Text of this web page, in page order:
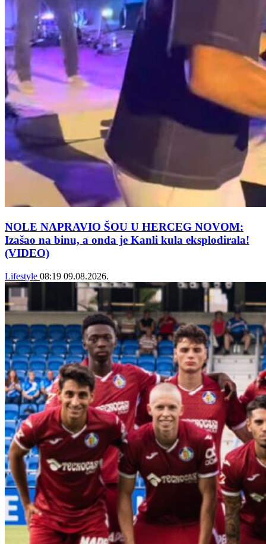
NOLE NAPRAVIO ŠOU U HERCEG NOVOM:
Izašao na binu, a onda je Kanli kula eksplodirala!
(VIDEO)
Lifestyle 08:19 09.08.2026.